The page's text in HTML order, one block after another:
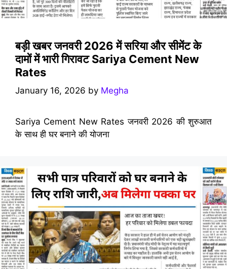
बड़ी खबर जनवरी 2026 में सरिया और सीमेंट के
दामों में भारी गिरावट Sariya Cement New
Rates
January 16, 2026 by Megha
Sariya Cement New Rates जनवरी 2026 की शुरुआत
के साथ ही घर बनाने की योजना